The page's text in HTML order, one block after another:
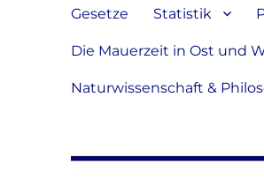
verbreiten
Gesetze Statistik
Die Mauerzeit in Ost und
Naturwissenschaft &